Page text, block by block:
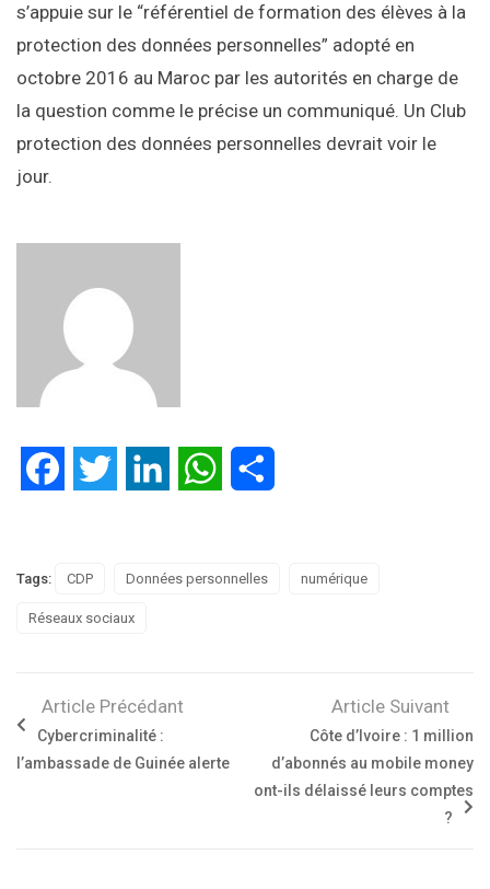
s’appuie sur le “référentiel de formation des élèves à la
protection des données personnelles” adopté en
octobre 2016 au Maroc par les autorités en charge de
la question comme le précise un communiqué. Un Club
protection des données personnelles devrait voir le
jour.
FacebookTwitter LinkedIn WhatsApp
Tags: CDP Données personnelles numérique
Réseaux sociaux
Article Précédant
Cybercriminalité :
l’ambassade de Guinée alerte
Article Suivant
Côte d’Ivoire : 1 million
d’abonnés au mobile money
ont-ils délaissé leurs comptes
?